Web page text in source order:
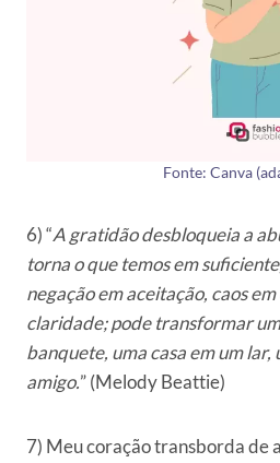
Fonte: Canva
6) “A gratidão desbloqueia a
torna o que temos em
negação em aceitação, caos
claridade; pode transformar
banquete, uma casa em um lar,
amigo.” (Melody Beattie)
7) Meu coração transborda de